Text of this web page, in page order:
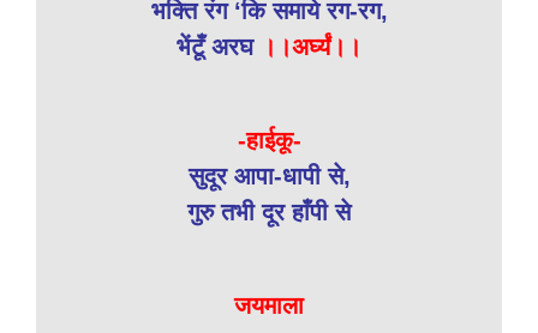
भक्ति रंग ‘कि समाये रग-रग,
भेंटूँ अरघ ।।अर्घ्यं।।
-हाईकू-
सुदूर आपा-धापी से,
गुरु तभी दूर हाँपी से
जयमाला